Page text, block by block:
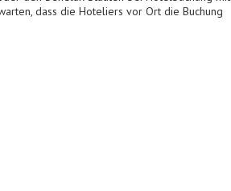
dass die Hoteliers vor Ort die Buchung